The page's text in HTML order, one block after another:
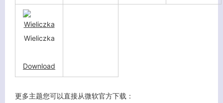
Wieliczka
Download
更多主题您可以直接从微软官方下载：
关闭弹窗